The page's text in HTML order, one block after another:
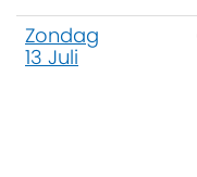
Zondag
13 Juli